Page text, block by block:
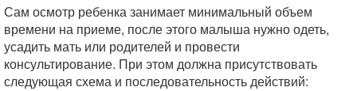
Сам осмотр ребенка занимает минимальный объем
времени на приеме, после этого малыша нужно одеть,
усадить мать или родителей и провести
консультирование. При этом должна присутствовать
следующая схема и последовательность действий: